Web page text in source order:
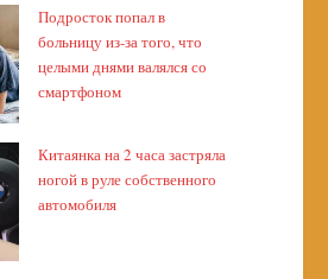
Подросток попал в
больницу из-за того, что
целыми днями валялся со
смартфоном
Китаянка на 2 часа застряла
ногой в руле собственного
автомобиля